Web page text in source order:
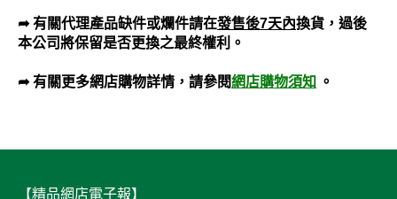
➦ 有關代理產品缺件或爛件請在發售後7天內換貨，過後
本公司將保留是否更換之最終權利。
➦ 有關更多網店購物詳情，請參閱網店購物須知 。
【精品網店電子報】